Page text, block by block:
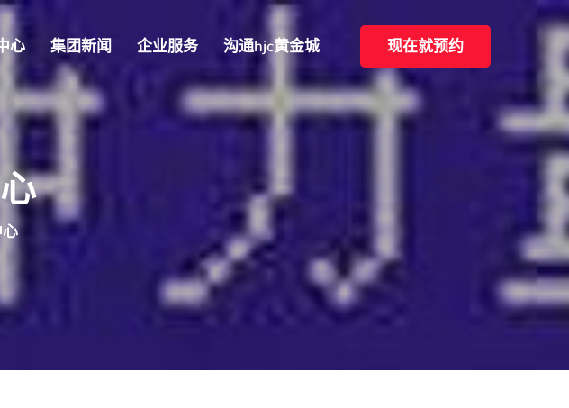
心 集团新闻 企业服务 沟通hjc黄金城 现在就预约